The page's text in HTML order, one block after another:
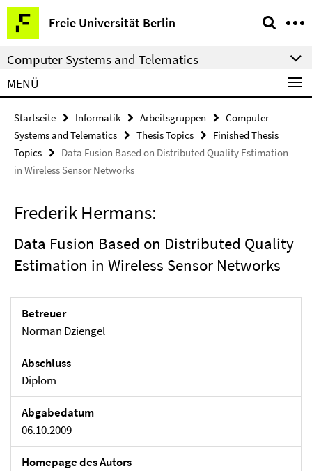
Springe
direkt
zu
Inhalt
Freie Universität Berlin
Service-
Navigation
Computer Systems and Telematics
MENÜ
Startseite Informatik Arbeitsgruppen
Computer
Systems and Telematics
Thesis Topics
Finished Thesis
Topics
Data Fusion Based on Distributed Quality Estimation
in Wireless Sensor Networks
Frederik Hermans:
Data Fusion Based on Distributed Quality
Estimation in Wireless Sensor Networks
Betreuer
Norman Dziengel
Abschluss
Diplom
Abgabedatum
06.10.2009
Homepage des Autors